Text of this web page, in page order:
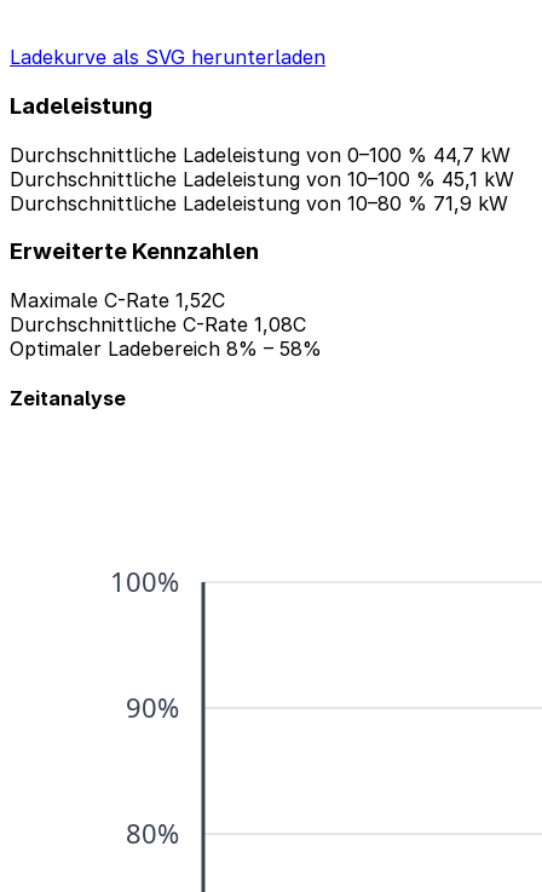
Ladekurve als SVG herunterladen
Ladeleistung
Durchschnittliche Ladeleistung von 0–100 % 44,7 kW
Durchschnittliche Ladeleistung von 10–100 % 45,1 kW
Durchschnittliche Ladeleistung von 10–80 % 71,9 kW
Erweiterte Kennzahlen
Maximale C-Rate 1,52C
Durchschnittliche C-Rate 1,08C
Optimaler Ladebereich 8% – 58%
Zeitanalyse